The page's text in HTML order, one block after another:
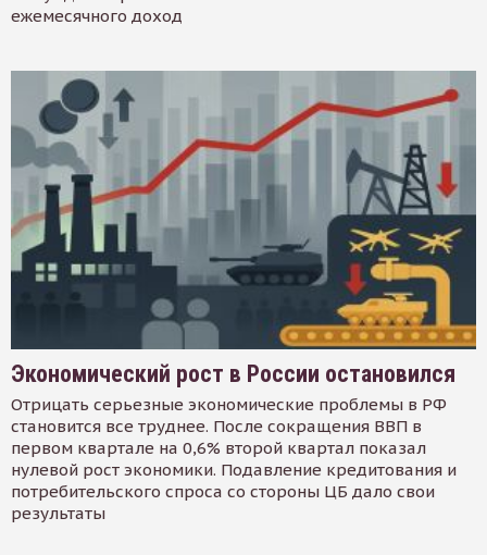
ежемесячного доход
Экономический рост в России остановился
Отрицать серьезные экономические проблемы в РФ
становится все труднее. После сокращения ВВП в
первом квартале на 0,6% второй квартал показал
нулевой рост экономики. Подавление кредитования и
потребительского спроса со стороны ЦБ дало свои
результаты